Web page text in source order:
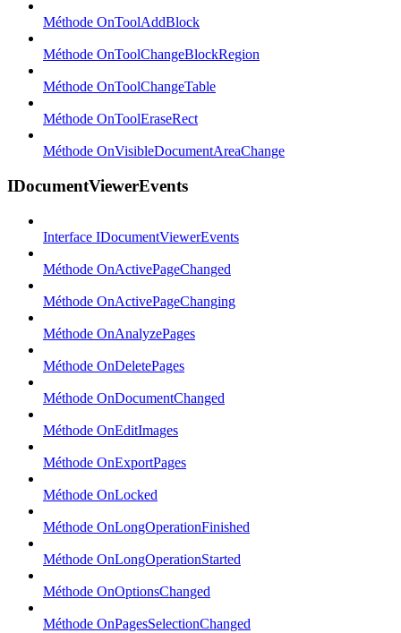
Méthode OnToolAddBlock
Méthode OnToolChangeBlockRegion
Méthode OnToolChangeTable
Méthode OnToolEraseRect
Méthode OnVisibleDocumentAreaChange
IDocumentViewerEvents
Interface IDocumentViewerEvents
Méthode OnActivePageChanged
Méthode OnActivePageChanging
Méthode OnAnalyzePages
Méthode OnDeletePages
Méthode OnDocumentChanged
Méthode OnEditImages
Méthode OnExportPages
Méthode OnLocked
Méthode OnLongOperationFinished
Méthode OnLongOperationStarted
Méthode OnOptionsChanged
Méthode OnPagesSelectionChanged